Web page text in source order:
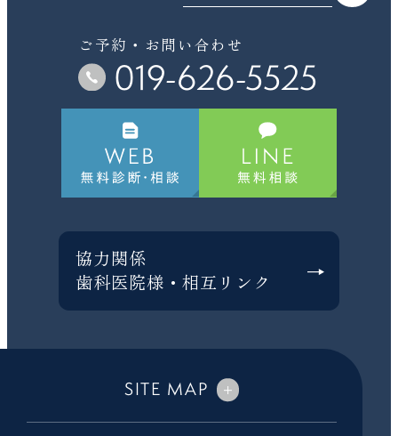
ご予約・お問い合わせ
019-626-5525
協力関係
歯科医院様・相互リンク
SITE MAP